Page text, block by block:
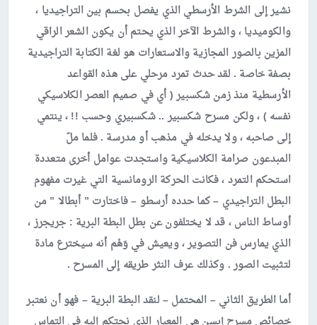
نشير إلى الشرط الأرسطي الذي يفصل بحسم بين التراجيديا ،
والكوميديا ، والشرط الآخر الذي يحتم أن يكون الشعر الراقي
المزين بالصور المجازية والاستعارات هو لغة الكتابة التراجيدية
بصفة خاصة . لقد حدث تمرد مرحلي على هذه القواعد
الأرسطية منذ زمن شكسبير ( أي في صميم العصر الكلاسيكي
نفسه ) ، ولكن مسرح شكسبير .. شكسبيري وحسب !! ، ينتمي
إلى صاحبه ، ولا يدخله في مذهب أو مدرسة . فلما ملّ
المبدعون صرامة الكلاسيكية واستجدت عوامل أخرى متعددة
استحكم التمرد ، فكانت الحركة الرومانسية التي غيرت مفهوم
البطل التراجيدي – كما حدده أرسطو – فاختارت ” أبطالا ” من
أوساط الناس ، قد لا يختلفون عن بطل البطة البرية : جريجرز ،
الذي يمارس فن التصوير ، ويعيش في وَهْم أنه سيخترع مادة
لتثبيت الصور . وكذلك عرف النثر طريقه إلى المسرح .
أما الطريق الثاني – المحتمل – لنقد البطة البرية – فهو أن نعتبر